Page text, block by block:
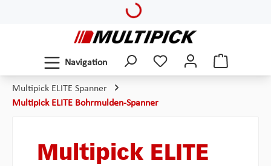
Loading...
Navigation
Multipick ELITE Spanner
Multipick ELITE Bohrmulden-Spanner
Multipick ELITE